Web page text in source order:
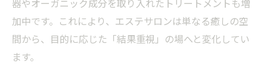
説
エステメニューランキングから見るトレン
ド
加中です。これにより、エステサロンは単なる癒しの空
間から、目的に応じた「結果重視」の場へと変化してい
ます。